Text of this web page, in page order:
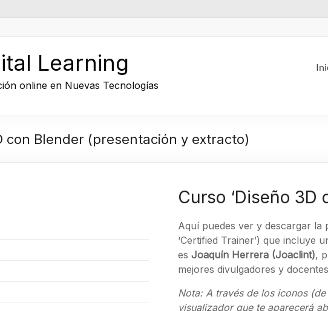
Learning
online en Nuevas Tecnologías
con Blender (presentación y extracto)
Curso ‘Diseño 3D
Aquí puedes ver y descargar la
‘Certified Trainer’) que
es Joaquín Herrera (Joaclint),
mejores divulgadores y
Nota: A través de los iconos
visualizador que te aparecerá